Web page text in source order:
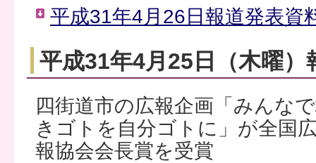
平成31年4月26日報道発表資
平成31年4月25日（木曜）
四街道市の広報企画「みんな
きゴトを自分ゴトに」が全国
報協会会長賞を受賞